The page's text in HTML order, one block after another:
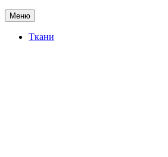
Меню
Ткани